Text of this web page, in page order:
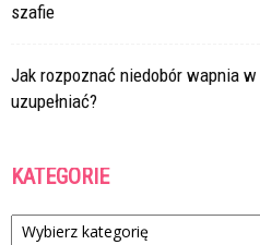
szafie
Jak rozpoznać niedobór wapnia
uzupełniać?
KATEGORIE
Kategorie